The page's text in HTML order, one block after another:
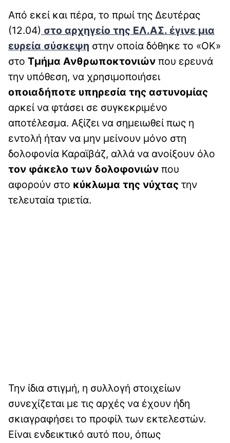
Από εκεί και πέρα, το πρωί της Δευτέρας
(12.04) στο αρχηγείο της ΕΛ.ΑΣ. έγινε μια
ευρεία σύσκεψη στην οποία δόθηκε το «ΟΚ»
στο Τμήμα Ανθρωποκτονιών που ερευνά
την υπόθεση, να χρησιμοποιήσει
οποιαδήποτε υπηρεσία της αστυνομίας
αρκεί να φτάσει σε συγκεκριμένο
αποτέλεσμα. Αξίζει να σημειωθεί πως η
εντολή ήταν να μην μείνουν μόνο στη
δολοφονία Καραϊβάζ, αλλά να ανοίξουν όλο
τον φάκελο των δολοφονιών που
αφορούν στο κύκλωμα της νύχτας την
τελευταία τριετία.
Την ίδια στιγμή, η συλλογή στοιχείων
συνεχίζεται με τις αρχές να έχουν ήδη
σκιαγραφήσει το προφίλ των εκτελεστών.
Είναι ενδεικτικό αυτό που, όπως